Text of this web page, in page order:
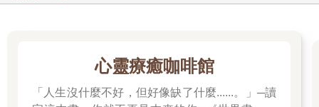
心靈療癒咖啡館
「人生沒什麼不好，但好像缺了什麼......。」─讀